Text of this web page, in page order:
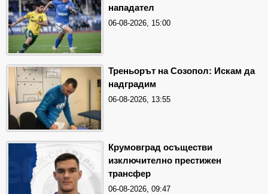
нападател
06-08-2026, 15:00
Треньорът на Созопол: Искам да
надградим
06-08-2026, 13:55
Крумовград осъществи
изключително престижен
трансфер
06-08-2026, 09:47